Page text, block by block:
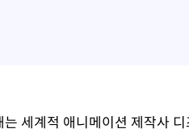
는 세계적 애니메이션 제작사